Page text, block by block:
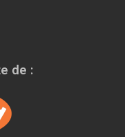
de :